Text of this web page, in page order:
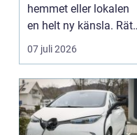
hemmet eller lokalen
en helt ny känsla. Rätt
materi...
07 juli 2026